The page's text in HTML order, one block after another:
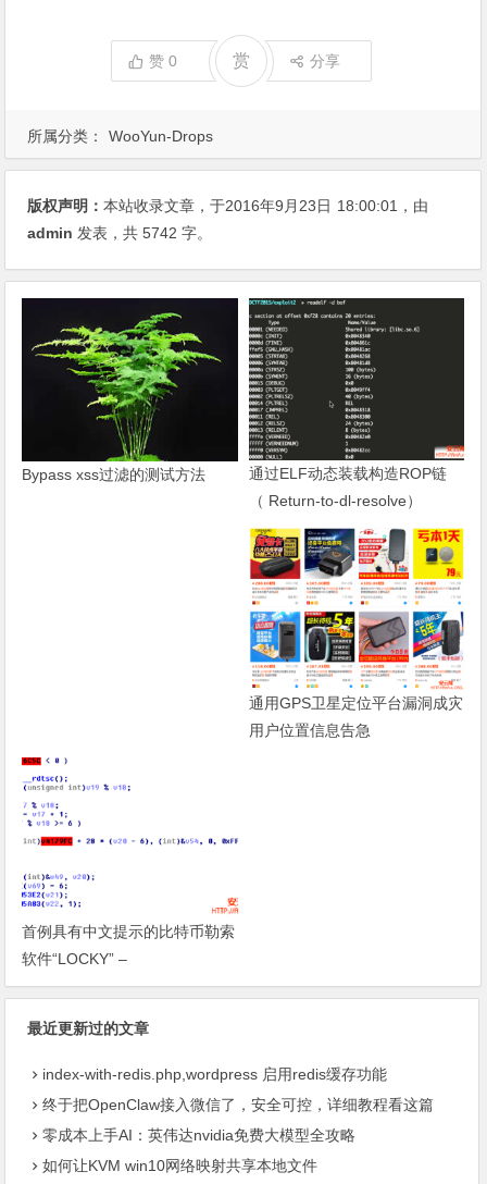
所属分类： WooYun-Drops
赞0 赏 分享
版权声明：本站收录文章，于2016年9月23日 18:00:01 ，由
admin 发表，共 5742 字。
Bypass xss过滤的测试方法
通过ELF动态装载构造ROP链
（ Return-to-dl-resolve）
通用GPS卫星定位平台漏洞成灾
用户位置信息告急
首例具有中文提示的比特币勒索
软件“LOCKY” –
最近更新过的文章
index-with-redis.php,wordpress 启用redis缓存功能
终于把OpenClaw接入微信了，安全可控，详细教程看这篇
零成本上手AI：英伟达nvidia免费大模型全攻略
如何让KVM win10网络映射共享本地文件